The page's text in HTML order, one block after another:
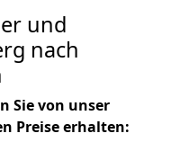
und
nach
Sie von unser
Preise erhalten: